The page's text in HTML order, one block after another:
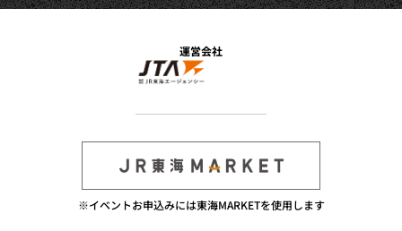
運営会社
※イベントお申込みには東海MARKETを使用します